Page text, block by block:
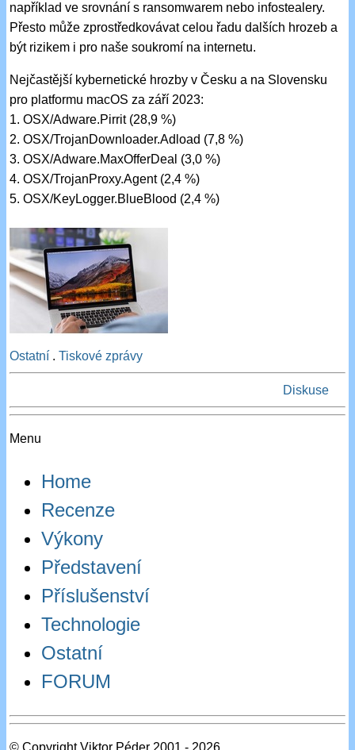
například ve srovnání s ransomwarem nebo infostealery.
Přesto může zprostředkovávat celou řadu dalších hrozeb a
být rizikem i pro naše soukromí na internetu.
Nejčastější kybernetické hrozby v Česku a na Slovensku
pro platformu macOS za září 2023:
1. OSX/Adware.Pirrit (28,9 %)
2. OSX/TrojanDownloader.Adload (7,8 %)
3. OSX/Adware.MaxOfferDeal (3,0 %)
4. OSX/TrojanProxy.Agent (2,4 %)
5. OSX/KeyLogger.BlueBlood (2,4 %)
Ostatní .Tiskové zprávy
Diskuse
Menu
Home
Recenze
Výkony
Představení
Příslušenství
Technologie
Ostatní
FORUM